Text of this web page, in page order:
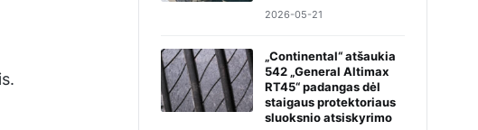
2026-05-21
„Continental“ atšaukia
542 „General Altimax
RT45“ padangas dėl
staigaus protektoriaus
sluoksnio atsiskyrimo